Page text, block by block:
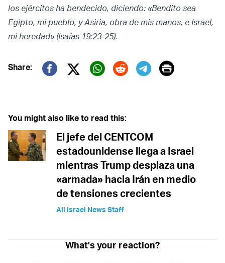
los ejércitos ha bendecido, diciendo: «Bendito sea
Egipto, mi pueblo, y Asiria, obra de mis manos, e Israel,
mi heredad» (Isaías 19:23-25).
Share:
Twitter (X)
Print
You might also like to read this:
El jefe del CENTCOM
estadounidense llega a Israel
mientras Trump desplaza una
«armada» hacia Irán en medio
de tensiones crecientes
All Israel News Staff